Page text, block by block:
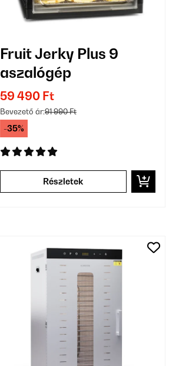
Fruit Jerky Plus 9
aszalógép
59 490 Ft
Bevezető ár:91 990 Ft
-35%
Részletek